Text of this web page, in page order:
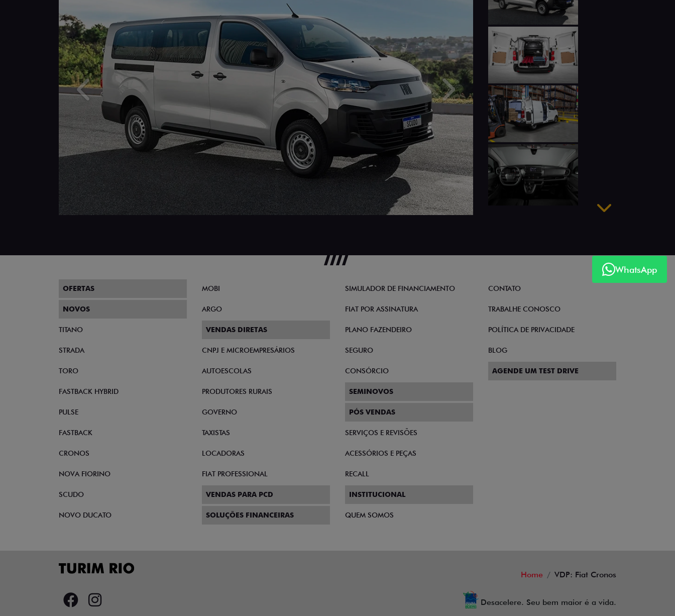
Anterior Próximo
WhatsApp
OFERTAS
NOVOS
TITANO
STRADA
TORO
FASTBACK HYBRID
PULSE
FASTBACK
CRONOS
NOVA FIORINO
SCUDO
NOVO DUCATO
MOBI
ARGO
VENDAS DIRETAS
CNPJ E MICROEMPRESÁRIOS
AUTOESCOLAS
PRODUTORES RURAIS
GOVERNO
TAXISTAS
LOCADORAS
FIAT PROFESSIONAL
VENDAS PARA PCD
SOLUÇÕES FINANCEIRAS
SIMULADOR DE FINANCIAMENTO
FIAT POR ASSINATURA
PLANO FAZENDEIRO
SEGURO
CONSÓRCIO
SEMINOVOS
PÓS VENDAS
SERVIÇOS E REVISÕES
ACESSÓRIOS E PEÇAS
RECALL
INSTITUCIONAL
QUEM SOMOS
CONTATO
TRABALHE CONOSCO
POLÍTICA DE PRIVACIDADE
BLOG
AGENDE UM TEST DRIVE
Home VDP: Fiat Cronos
Desacelere. Seu bem maior é a vida.